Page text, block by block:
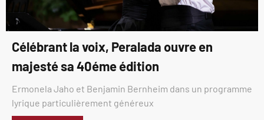
Célébrant la voix, Peralada ouvre en
majesté sa 40éme édition
Ermonela Jaho et Benjamin Bernheim dans un programme
lyrique particulièrement généreux